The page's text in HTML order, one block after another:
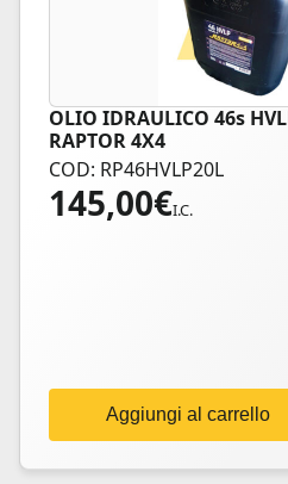
OLIO IDRAULICO 46s
RAPTOR 4X4
COD: RP46HVLP20L
145,00€I.C.
Aggiungi al carrello